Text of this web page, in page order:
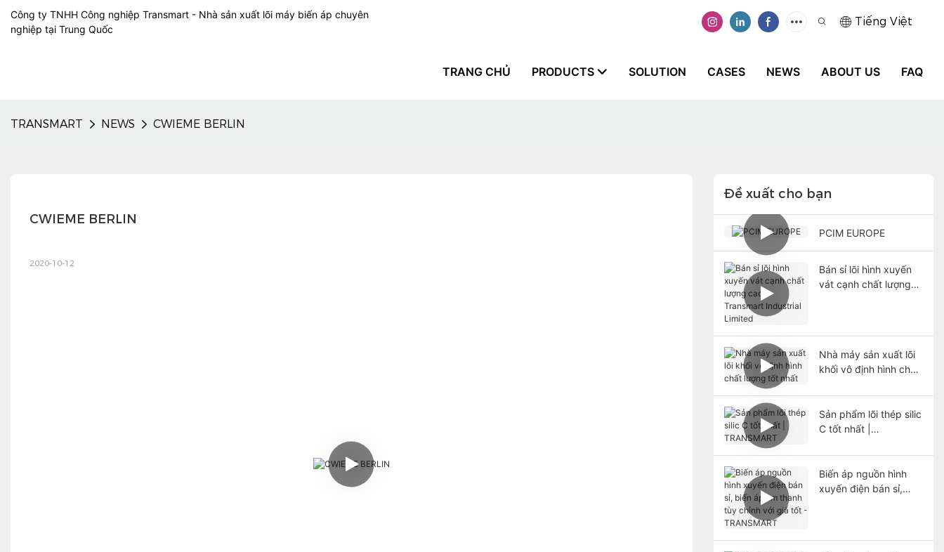
Công ty TNHH Công nghiệp Transmart - Nhà sản xuất lõi máy biến áp chuyên
nghiệp tại Trung Quốc
Tiếng Việt
TRANG CHỦ PRODUCTS SOLUTION CASES NEWS ABOUT US FAQ
TRANSMART NEWS CWIEME BERLIN
CWIEME BERLIN
2020-10-12
Đề xuất cho bạn
PCIM EUROPE
Bán sỉ lõi hình xuyến
vát cạnh chất lượng
Nhà máy sản xuất lõi
khối vô định hình chất
Sản phẩm lõi thép silic
C tốt nhất |
Biến áp nguồn hình
xuyến điện bán sỉ,